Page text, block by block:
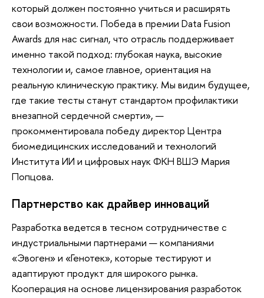
который должен постоянно учиться и расширять
свои возможности. Победа в премии Data Fusion
Awards для нас сигнал, что отрасль поддерживает
именно такой подход: глубокая наука, высокие
технологии и, самое главное, ориентация на
реальную клиническую практику. Мы видим будущее,
где такие тесты станут стандартом профилактики
внезапной сердечной смерти», —
прокомментировала победу директор Центра
биомедицинских исследований и технологий
Института ИИ и цифровых наук ФКН ВШЭ Мария
Попцова.
Партнерство как драйвер инноваций
Разработка ведется в тесном сотрудничестве с
индустриальными партнерами — компаниями
«Эвоген» и «Генотек», которые тестируют и
адаптируют продукт для широкого рынка.
Кооперация на основе лицензирования разработок